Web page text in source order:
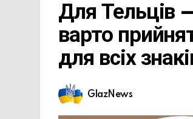
Для Тельців
варто
для всіх
GlazNews